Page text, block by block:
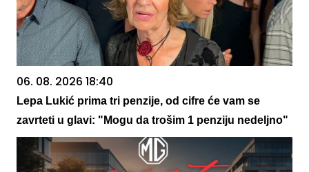
06. 08. 2026 18:40
Lepa Lukić prima tri penzije, od cifre će vam se
zavrteti u glavi: "Mogu da trošim 1 penziju nedeljno"